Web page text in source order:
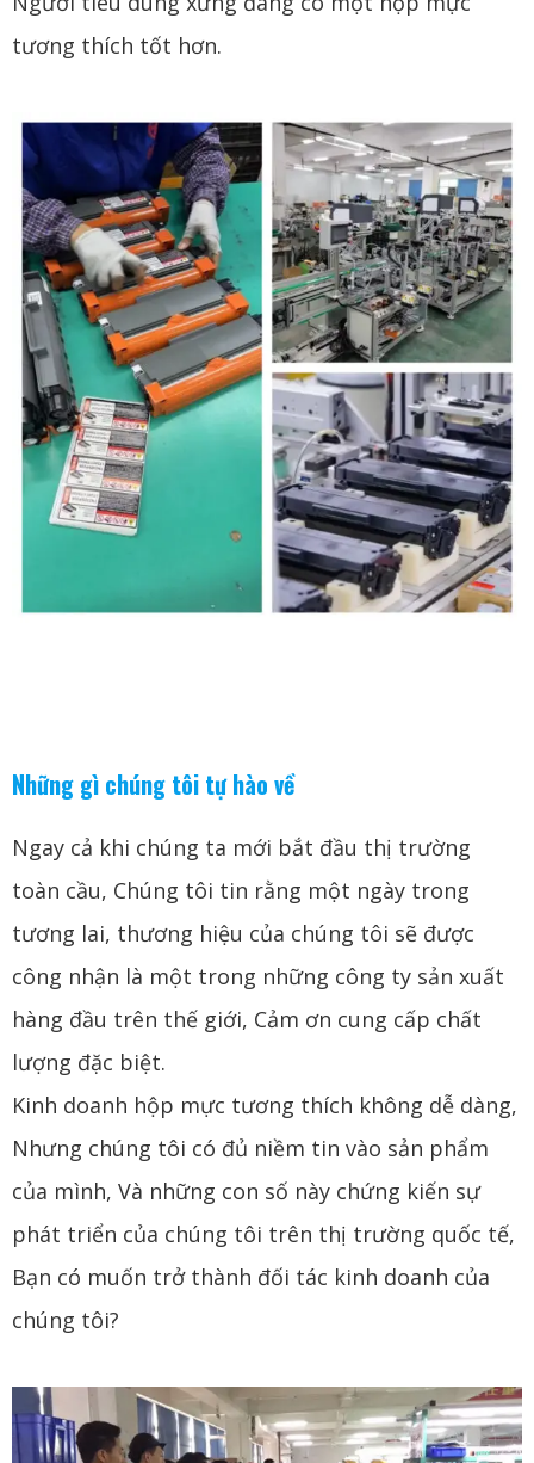
tương thích tốt hơn.
Những gì chúng tôi tự hào về
Ngay cả khi chúng ta mới bắt đầu thị trường
toàn cầu, Chúng tôi tin rằng một ngày trong
tương lai, thương hiệu của chúng tôi sẽ được
công nhận là một trong những công ty sản xuất
hàng đầu trên thế giới, Cảm ơn cung cấp chất
lượng đặc biệt.
Kinh doanh hộp mực tương thích không dễ dàng,
Nhưng chúng tôi có đủ niềm tin vào sản phẩm
của mình, Và những con số này chứng kiến ​​sự
phát triển của chúng tôi trên thị trường quốc tế,
Bạn có muốn trở thành đối tác kinh doanh của
chúng tôi?